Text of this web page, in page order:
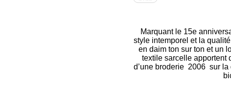
Marquant le 15e
style intemporel et la
en daim ton sur ton et un
textile sarcelle apportent
d’une broderie 2006 sur